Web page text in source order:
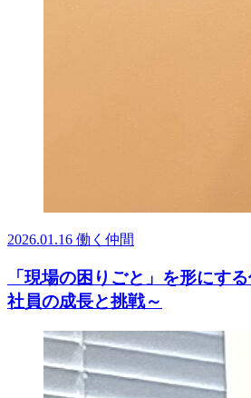
2026.01.16 働く仲間
「現場の困りごと」を形にす
社員の成長と挑戦～